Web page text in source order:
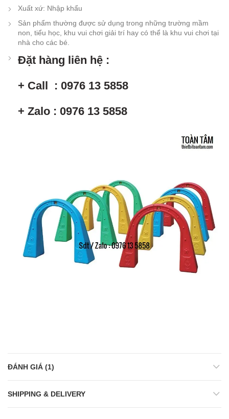
Xuất xứ: Nhập khẩu
Sản phẩm thường được sử dụng trong những trường mầm
non, tiểu học, khu vui chơi giải trí hay có thể là khu vui chơi tại
nhà cho các bé.
Đặt hàng liên hệ :
+ Call : 0976 13 5858
+ Zalo : 0976 13 5858
ĐÁNH GIÁ (1)
SHIPPING & DELIVERY